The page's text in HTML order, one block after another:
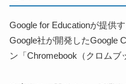
Google for Educationが提供
Google社が開発したGoogle
ン「Chromebook（クロムブ